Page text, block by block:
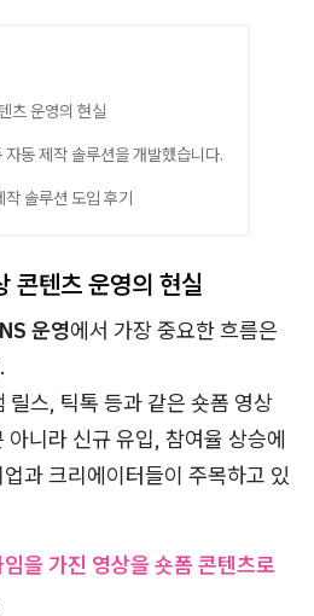
츠 운영의 현실
동 제작 솔루션을 개발했습니다.
솔루션 도입 후기
콘텐츠 운영의 현실
운영에서 가장 중요한 흐름은
릴스, 틱톡 등과 같은 숏폼 영상
니라 신규 유입, 참여율 상승에
과 크리에이터들이 주목하고 있
을 가진 영상을 숏폼 콘텐츠로